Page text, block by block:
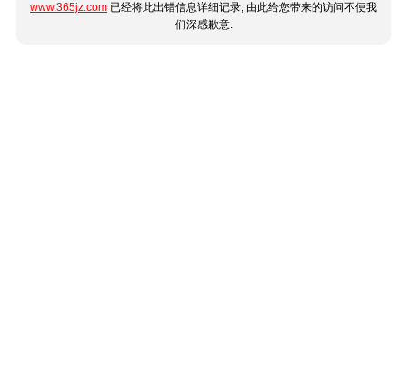
www.365jz.com 已经将此出错信息详细记录, 由此给您带来的访问不便我
们深感歉意.